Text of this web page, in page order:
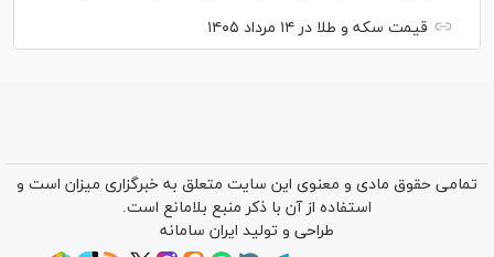
قیمت سکه و طلا در ۱۴ مرداد ۱۴۰۵
تمامی حقوق مادی و معنوی این سایت متعلق به خبرگزاری میزان است و
استفاده از آن با ذکر منبع بلامانع است.
طراحی و تولید ایران سامانه